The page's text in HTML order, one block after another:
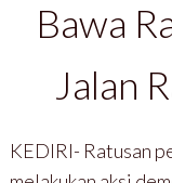
Bawa
Jalan
KEDIRI- Ratusan